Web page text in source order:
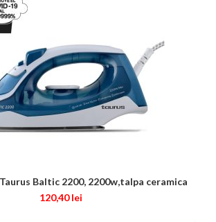
Baltic 2200, 2200w,talpa ceramica
120,40lei